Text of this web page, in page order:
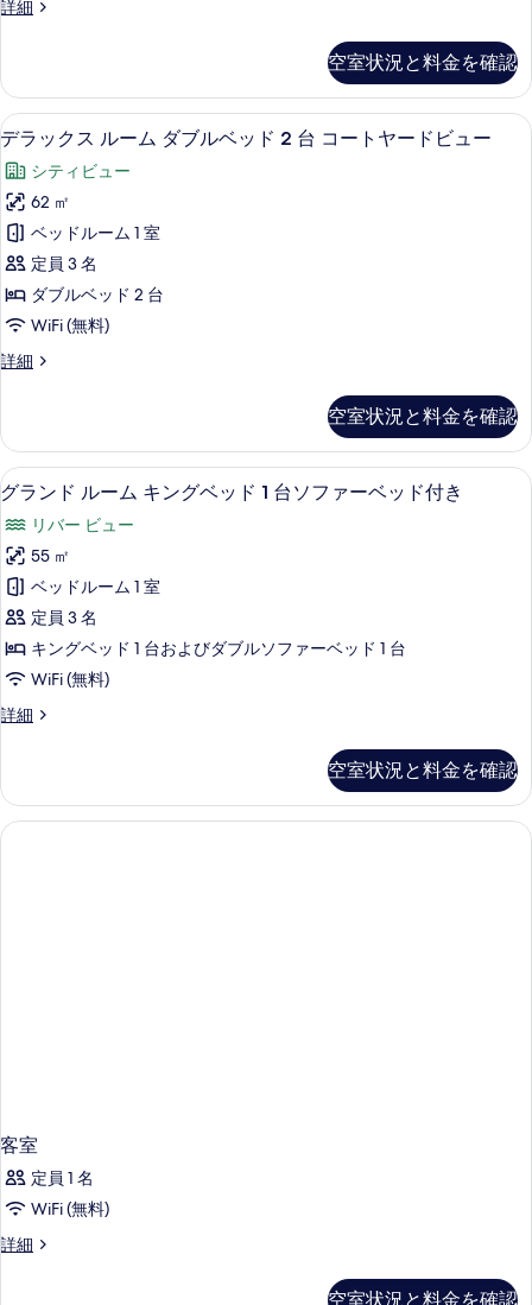
ビ
ュ
ー
の
す
べ
て
の
写
真
表
示
す
る
ー
ー
ド
ビ
ュ
ー
の
詳
細
イ
ト
ダ
ブ
ル
ベ
ッ
ド
2
台
リ
ビ
ュ
ー
の
す
べ
て
の
写
真
表
示
詳細
エ
テ
ィ
ブ
イ
ー
ト
ダ
ブ
ル
ベ
ッ
2
バ
ー
ビ
ュ
ー
詳
細
空室状況と料金を確認
デ
ラ
ッ
ク
ス
ル
ー
ム
ダ
ル
ベ
ッ
ド
2
台
コ
ー
ト
ヤ
ビ
ュ
表
示
す
る
デラックス ルーム ダブルベッド 2
6
デラックス ルーム ダブルベッド 2 台 コートヤードビュー
シティビュー
62 ㎡
ベッドルーム 1 室
定員 3 名
ダブルベッド 2 台
WiFi (無料)
詳細
デ
ス
ル
ー
ダ
ブ
ル
ベ
ッ
ド
2
台
ー
ー
ド
ビ
空室状況と料金を確認
グ
ラ
ン
ド
ル
ー
ム
キ
ン
ベ
ッ
付
き
の
す
グランド ルーム キングベッド 1 台
6
グランド ルーム キングベッド 1 台ソファーベッド付き
リバー ビュー
55 ㎡
ベッドルーム 1 室
定員 3 名
キングベッド 1 台およびダブルソファーベッド 1 台
WiFi (無料)
詳細
グ
ル
ー
ム
ッ
付
き
詳
空室状況と料金を確認
客室
定員 1 名
WiFi (無料)
詳細
客
空室状況と料金を確認